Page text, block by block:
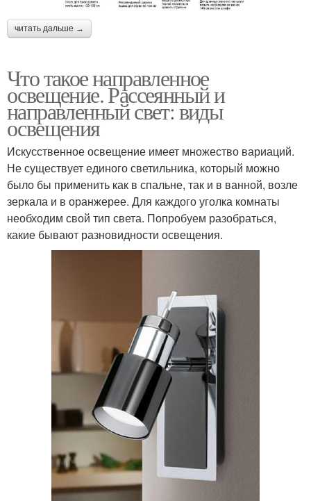
читать дальше →
Что такое направленное
освещение. Рассеянный и
направленный свет: виды
освещения
Искусственное освещение имеет множество вариаций.
Не существует единого светильника, который можно
было бы применить как в спальне, так и в ванной, возле
зеркала и в оранжерее. Для каждого уголка комнаты
необходим свой тип света. Попробуем разобраться,
какие бывают разновидности освещения.